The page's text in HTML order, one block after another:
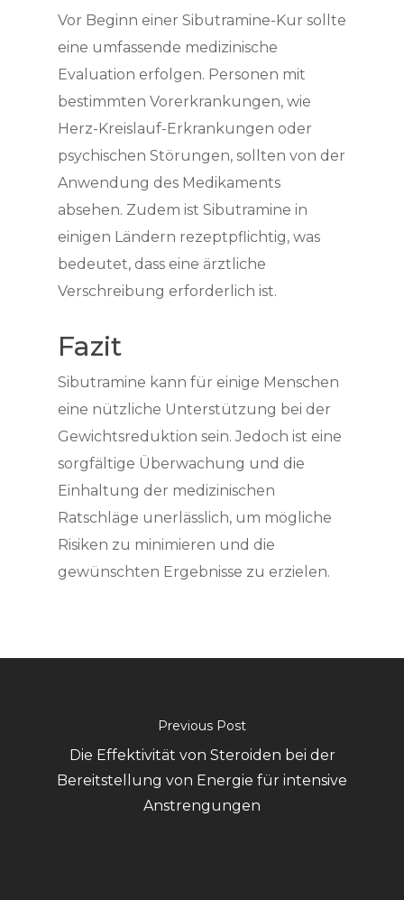
Vor Beginn einer Sibutramine-Kur sollte
eine umfassende medizinische
Evaluation erfolgen. Personen mit
bestimmten Vorerkrankungen, wie
Herz-Kreislauf-Erkrankungen oder
psychischen Störungen, sollten von der
Anwendung des Medikaments
absehen. Zudem ist Sibutramine in
einigen Ländern rezeptpflichtig, was
bedeutet, dass eine ärztliche
Verschreibung erforderlich ist.
Fazit
Sibutramine kann für einige Menschen
eine nützliche Unterstützung bei der
Gewichtsreduktion sein. Jedoch ist eine
sorgfältige Überwachung und die
Einhaltung der medizinischen
Ratschläge unerlässlich, um mögliche
Risiken zu minimieren und die
gewünschten Ergebnisse zu erzielen.
Previous Post
Die Effektivität von Steroiden bei der
Bereitstellung von Energie für intensive
Anstrengungen